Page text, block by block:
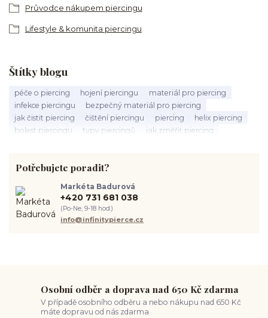
Průvodce nákupem piercingu
Lifestyle & komunita piercingu
Štítky blogu
péče o piercing hojení piercingu
materiál pro piercing
infekce piercingu
bezpečný materiál pro piercing
jak čistit piercing
čištění piercingu piercing
helix piercing
bolest piercingu
typy piercingů
jak změřit piercing
hygiena piercingu
tipy pro piercing
piercing ucha
chirurgická ocel 316L
spravná velikost piercingu
jak pečovat o piercing
medusa piercing
Potřebujete poradit?
Markéta Badurová
+420 731 681 038
(Po-Ne, 9-18 hod.)
info@infinitypierce.cz
Osobní odběr a doprava nad 650 Kč zdarma
V případě osobního odběru a nebo nákupu nad 650 Kč
máte dopravu od nás zdarma